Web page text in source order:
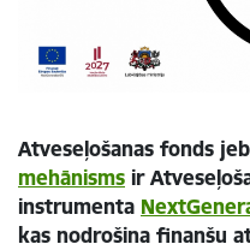
Atveseļošanas fonds jeb
mehānisms ir
instrumenta
kas nodrošina finanšu